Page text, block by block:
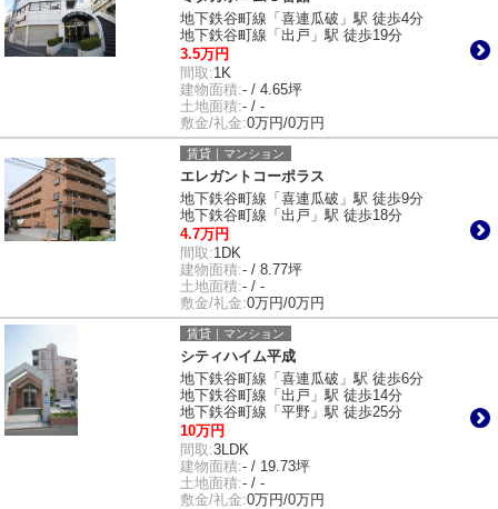
地下鉄谷町線「喜連瓜破」駅 徒歩4分
地下鉄谷町線「出戸」駅 徒歩19分
3.5万円
間取:1K
建物面積:- / 4.65坪
土地面積:- / -
敷金/礼金:0万円/0万円
賃貸｜マンション
エレガントコーポラス
地下鉄谷町線「喜連瓜破」駅 徒歩9分
地下鉄谷町線「出戸」駅 徒歩18分
4.7万円
間取:1DK
建物面積:- / 8.77坪
土地面積:- / -
敷金/礼金:0万円/0万円
賃貸｜マンション
シティハイム平成
地下鉄谷町線「喜連瓜破」駅 徒歩6分
地下鉄谷町線「出戸」駅 徒歩14分
地下鉄谷町線「平野」駅 徒歩25分
10万円
間取:3LDK
建物面積:- / 19.73坪
土地面積:- / -
敷金/礼金:0万円/0万円